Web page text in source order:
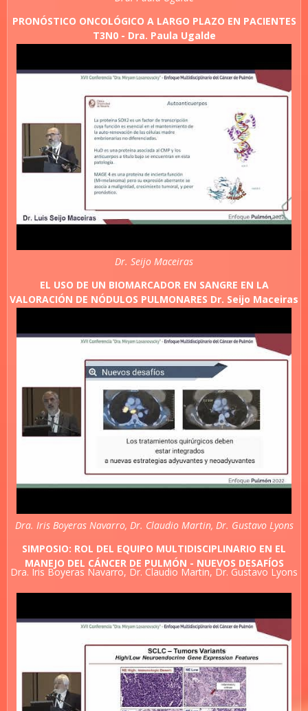
PRONÓSTICO ONCOLÓGICO A LARGO PLAZO EN PACIENTES
T3N0 - Dra. Paula Ugalde
Dr. Seijo Maceiras
EL USO DE UN BIOMARCADOR EN SANGRE EN LA
VALORACIÓN DE NÓDULOS PULMONARES Dr. Seijo Maceiras
Dra. Iris Boyeras Navarro, Dr. Claudio Martin, Dr. Gustavo Lyons
SIMPOSIO: ROL DEL EQUIPO MULTIDISCIPLINARIO EN EL
MANEJO DEL CÁNCER DE PULMÓN - NUEVOS DESAFÍOS
Dra. Iris Boyeras Navarro, Dr. Claudio Martin, Dr. Gustavo Lyons